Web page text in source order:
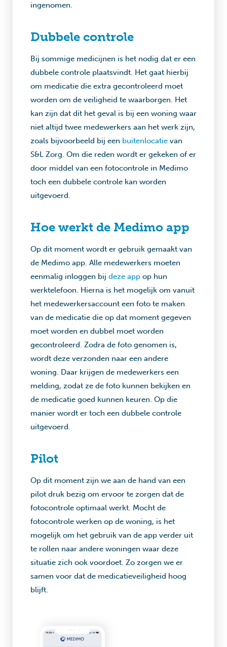
ingenomen.
Dubbele controle
Bij sommige medicijnen is het nodig dat er een
dubbele controle plaatsvindt. Het gaat hierbij
om medicatie die extra gecontroleerd moet
worden om de veiligheid te waarborgen. Het
kan zijn dat dit het geval is bij een woning waar
niet altijd twee medewerkers aan het werk zijn,
zoals bijvoorbeeld bij een buitenlocatie van
S&L Zorg. Om die reden wordt er gekeken of er
door middel van een fotocontrole in Medimo
toch een dubbele controle kan worden
uitgevoerd.
Hoe werkt de Medimo app
Op dit moment wordt er gebruik gemaakt van
de Medimo app. Alle medewerkers moeten
eenmalig inloggen bij deze app op hun
werktelefoon. Hierna is het mogelijk om vanuit
het medewerkersaccount een foto te maken
van de medicatie die op dat moment gegeven
moet worden en dubbel moet worden
gecontroleerd. Zodra de foto genomen is,
wordt deze verzonden naar een andere
woning. Daar krijgen de medewerkers een
melding, zodat ze de foto kunnen bekijken en
de medicatie goed kunnen keuren. Op die
manier wordt er toch een dubbele controle
uitgevoerd.
Pilot
Op dit moment zijn we aan de hand van een
pilot druk bezig om ervoor te zorgen dat de
fotocontrole optimaal werkt. Mocht de
fotocontrole werken op de woning, is het
mogelijk om het gebruik van de app verder uit
te rollen naar andere woningen waar deze
situatie zich ook voordoet. Zo zorgen we er
samen voor dat de medicatieveiligheid hoog
blijft.